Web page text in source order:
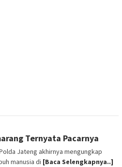
Ternyata Pacarnya
Jateng akhirnya mengungkap
manusia di [Baca Selengkapnya..]